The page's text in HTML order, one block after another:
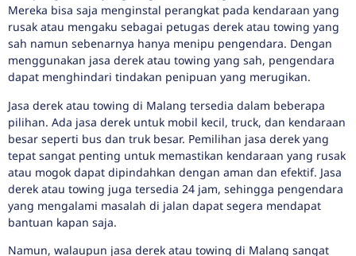
Mereka bisa saja menginstal perangkat pada kendaraan yang
rusak atau mengaku sebagai petugas derek atau towing yang
sah namun sebenarnya hanya menipu pengendara. Dengan
menggunakan jasa derek atau towing yang sah, pengendara
dapat menghindari tindakan penipuan yang merugikan.
Jasa derek atau towing di Malang tersedia dalam beberapa
pilihan. Ada jasa derek untuk mobil kecil, truck, dan kendaraan
besar seperti bus dan truk besar. Pemilihan jasa derek yang
tepat sangat penting untuk memastikan kendaraan yang rusak
atau mogok dapat dipindahkan dengan aman dan efektif. Jasa
derek atau towing juga tersedia 24 jam, sehingga pengendara
yang mengalami masalah di jalan dapat segera mendapat
bantuan kapan saja.
Namun, walaupun jasa derek atau towing di Malang sangat